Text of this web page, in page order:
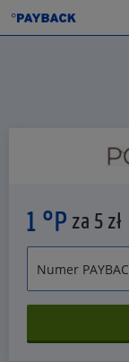
1 °P za 5 zł